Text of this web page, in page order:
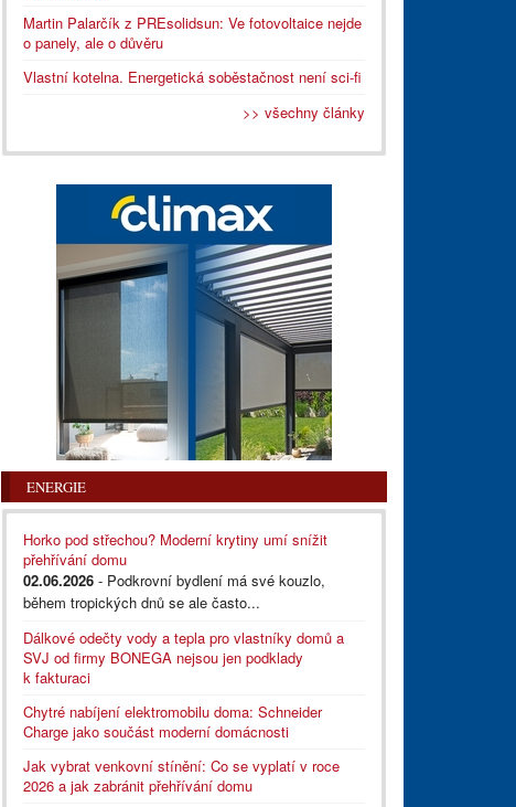
Martin Palarčík z PREsolidsun: Ve fotovoltaice nejde
o panely, ale o důvěru
Vlastní kotelna. Energetická soběstačnost není sci-fi
>> všechny články
ENERGIE
Horko pod střechou? Moderní krytiny umí snížit
přehřívání domu
02.06.2026 - Podkrovní bydlení má své kouzlo,
během tropických dnů se ale často...
Dálkové odečty vody a tepla pro vlastníky domů a
SVJ od firmy BONEGA nejsou jen podklady
k fakturaci
Chytré nabíjení elektromobilu doma: Schneider
Charge jako součást moderní domácnosti
Jak vybrat venkovní stínění: Co se vyplatí v roce
2026 a jak zabránit přehřívání domu